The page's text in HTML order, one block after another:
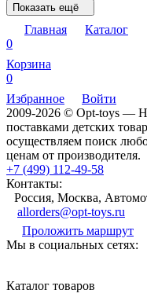
Показать ещё
Главная
Каталог
0
Корзина
0
Избранное
Войти
2009-2026 © Opt-toys —
поставками детских
осуществляем поиск
ценам от производителя.
+7 (499) 112-49-58
Контакты:
Россия, Москва,
allorders@opt-toys.ru
Проложить маршрут
Мы в социальных сетях:
Каталог товаров